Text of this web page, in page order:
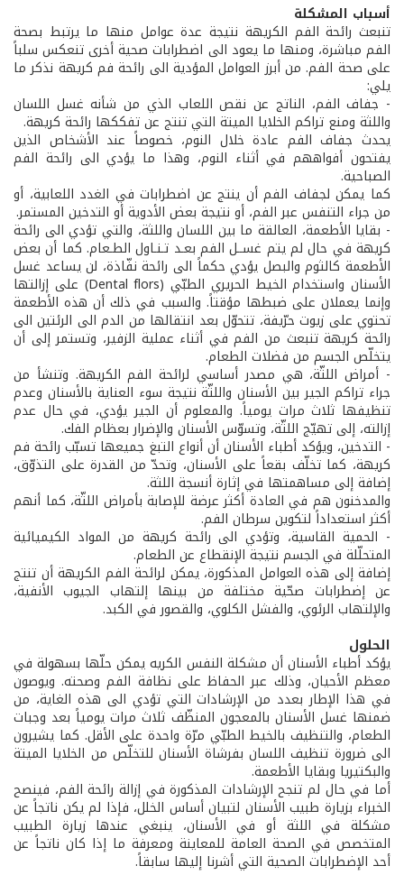
أسباب المشكلة
تنبعث رائحة الفم الكريهة نتيجة عدة عوامل منها ما يرتبط بصحة
الفم مباشرة، ومنها ما يعود الى اضطرابات صحية أخرى تنعكس سلباً
على صحة الفم. من أبرز العوامل المؤدية الى رائحة فم كريهة نذكر ما
يلي:
- جفاف الفم، الناتج عن نقص اللعاب الذي من شأنه غسل اللسان
واللثة ومنع تراكم الخلايا الميتة التي تنتج عن تفككها رائحة كريهة.
يحدث جفاف الفم عادة خلال النوم، خصوصاً عند الأشخاص الذين
يفتحون أفواههم في أثناء النوم، وهذا ما يؤدي الى رائحة الفم
الصباحية.
كما يمكن لجفاف الفم أن ينتج عن اضطرابات في الغدد اللعابية، أو
من جراء التنفس عبر الفم، أو نتيجة بعض الأدوية أو التدخين المستمر.
- بقايا الأطعمة، العالقة ما بين اللسان واللثة، والتي تؤدي الى رائحة
كريهة في حال لم يتم غســل الفم بعـد تـنـاول الطـعام. كما أن بعض
الأطعمة كالثوم والبصل يؤدي حكماً الى رائحة نفّاذة، لن يساعد غسل
الأسنان واستخدام الخيط الحريري الطبّي (Dental flors) على إزالتها
وإنما يعملان على ضبطها مؤقتاً. والسبب في ذلك أن هذه الأطعمة
تحتوي على زيوت حرّيفة، تتحوّل بعد انتقالها من الدم الى الرئتين الى
رائحة كريهة تنبعث من الفم في أثناء عملية الزفير، وتستمر إلى أن
يتخلّص الجسم من فضلات الطعام.
- أمراض اللثّة، هي مصدر أساسي لرائحة الفم الكريهة. وتنشأ من
جراء تراكم الجير بين الأسنان واللثّة نتيجة سوء العناية بالأسنان وعدم
تنظيفها ثلاث مرات يومياً. والمعلوم أن الجير يؤدي، في حال عدم
إزالته، إلى تهيّج اللثّة، وتسوّس الأسنان والإضرار بعظام الفك.
- التدخين، ويؤكد أطباء الأسنان أن أنواع التبغ جميعها تسبّب رائحة فم
كريهة، كما تخلّف بقعاً على الأسنان، وتحدّ من القدرة على التذوّق،
إضافة إلى مساهمتها في إثارة أنسجة اللثة.
والمدخنون هم في العادة أكثر عرضة للإصابة بأمراض اللثّة، كما أنهم
أكثر استعداداً لتكوين سرطان الفم.
- الحمية القاسية، وتؤدي الى رائحة كريهة من المواد الكيميائية
المتحلّلة في الجسم نتيجة الإنقطاع عن الطعام.
إضافة إلى هذه العوامل المذكورة، يمكن لرائحة الفم الكريهة أن تنتج
عن إضطرابات صحّية مختلفة من بينها إلتهاب الجيوب الأنفية،
والإلتهاب الرئوي، والفشل الكلوي، والقصور في الكبد.
الحلول
يؤكد أطباء الأسنان أن مشكلة النفس الكريه يمكن حلّها بسهولة في
معظم الأحيان، وذلك عبر الحفاظ على نظافة الفم وصحته. ويوصون
في هذا الإطار بعدد من الإرشادات التي تؤدي الى هذه الغاية، من
ضمنها غسل الأسنان بالمعجون المنظّف ثلاث مرات يومياً بعد وجبات
الطعام، والتنظيف بالخيط الطبّي مرّة واحدة على الأقل. كما يشيرون
الى ضرورة تنظيف اللسان بفرشاة الأسنان للتخلّص من الخلايا الميتة
والبكتيريا وبقايا الأطعمة.
أما في حال لم تنجح الإرشادات المذكورة في إزالة رائحة الفم، فينصح
الخبراء بزيارة طبيب الأسنان لتبيان أساس الخلل، فإذا لم يكن ناتجاً عن
مشكلة في اللثة أو في الأسنان، ينبغي عندها زيارة الطبيب
المتخصص في الصحة العامة للمعاينة ومعرفة ما إذا كان ناتجاً عن
أحد الإضطرابات الصحية التي أشرنا إليها سابقاً.